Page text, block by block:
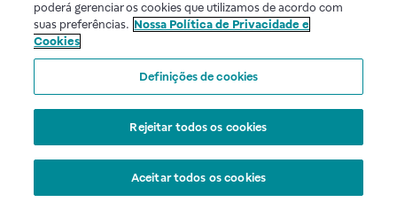
poderá gerenciar os cookies que utilizamos de acordo com
suas preferências. Nossa Política de Privacidade e
Cookies
Definições de cookies
Rejeitar todos os cookies
Aceitar todos os cookies